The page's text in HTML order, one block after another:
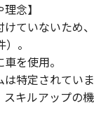
念】
ていないため
。
を使用。
特定されてい
キルアップの機